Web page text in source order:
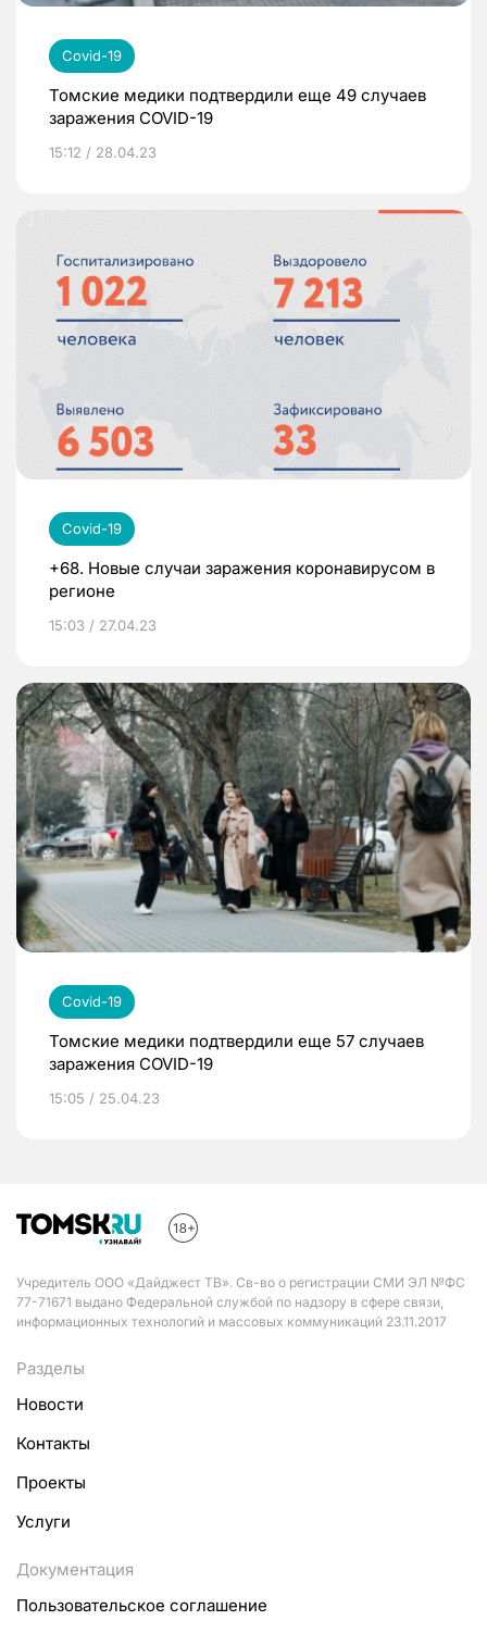
Covid-19
Томские медики подтвердили еще 49 случаев
заражения COVID-19
15:12 / 28.04.23
Covid-19
+68. Новые случаи заражения коронавирусом в
регионе
15:03 / 27.04.23
Covid-19
Томские медики подтвердили еще 57 случаев
заражения COVID-19
15:05 / 25.04.23
Учредитель ООО «Дайджест ТВ». Св-во о регистрации СМИ ЭЛ №ФС
77-71671 выдано Федеральной службой по надзору в сфере связи,
информационных технологий и массовых коммуникаций 23.11.2017
Разделы
Новости
Контакты
Проекты
Услуги
Документация
Пользовательское соглашение